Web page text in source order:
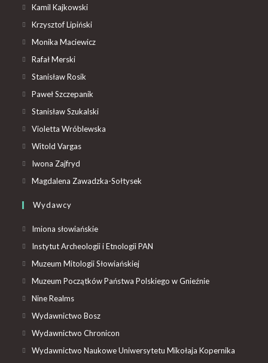
Kamil Kajkowski
Krzysztof Lipiński
Monika Maciewicz
Rafał Merski
Stanisław Rosik
Paweł Szczepanik
Stanisław Szukalski
Violetta Wróblewska
Witold Vargas
Iwona Zajfryd
Magdalena Zawadzka-Sołtysek
Wydawcy
Imiona słowiańskie
Instytut Archeologii i Etnologii PAN
Muzeum Mitologii Słowiańskiej
Muzeum Początków Państwa Polskiego w Gnieźnie
Nine Realms
Wydawnictwo Bosz
Wydawnictwo Chronicon
Wydawnictwo Naukowe Uniwersytetu Mikołaja Kopernika